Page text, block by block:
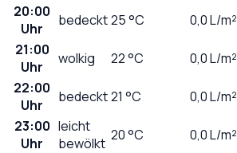
20:00
Uhr
bedeckt25°C 0,0L/m²
21:00
Uhr
wolkig 22°C 0,0L/m²
22:00
Uhr
bedeckt21 °C 0,0L/m²
23:00
Uhr
leicht
bewölkt 20°C 0,0L/m²